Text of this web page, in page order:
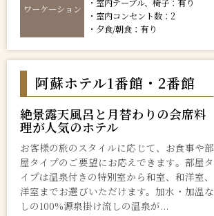
ワーケーション
・室内テーブル、椅子：有り
・室内コンセント数：2
・夕食/朝食：有り
阿蘇ホテル1番館・2番館
絶景露天風呂と月替わりの会席料
理が人気のホテル
お客様の旅のスタイルに応じて、お食事や部
屋タイプのご要望にお応えできます。部屋タ
イプは温泉付きの特別室から和室、和洋室、
洋室までお選びいただけます。加水・加温な
しの100%源泉掛け流しの温泉が...